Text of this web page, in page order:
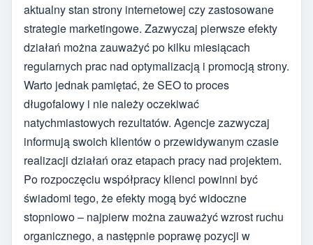
aktualny stan strony internetowej czy zastosowane
strategie marketingowe. Zazwyczaj pierwsze efekty
działań można zauważyć po kilku miesiącach
regularnych prac nad optymalizacją i promocją strony.
Warto jednak pamiętać, że SEO to proces
długofalowy i nie należy oczekiwać
natychmiastowych rezultatów. Agencje zazwyczaj
informują swoich klientów o przewidywanym czasie
realizacji działań oraz etapach pracy nad projektem.
Po rozpoczęciu współpracy klienci powinni być
świadomi tego, że efekty mogą być widoczne
stopniowo – najpierw można zauważyć wzrost ruchu
organicznego, a następnie poprawę pozycji w